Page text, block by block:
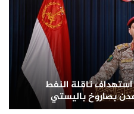
ناقلة النفط